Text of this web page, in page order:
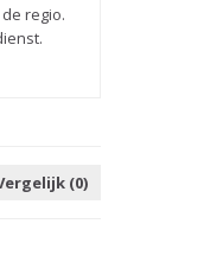
regio.
(0)